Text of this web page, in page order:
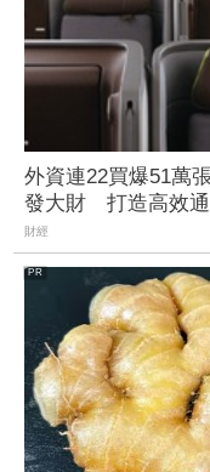
外資連22買爆51萬
發大財 打造高效通
財經